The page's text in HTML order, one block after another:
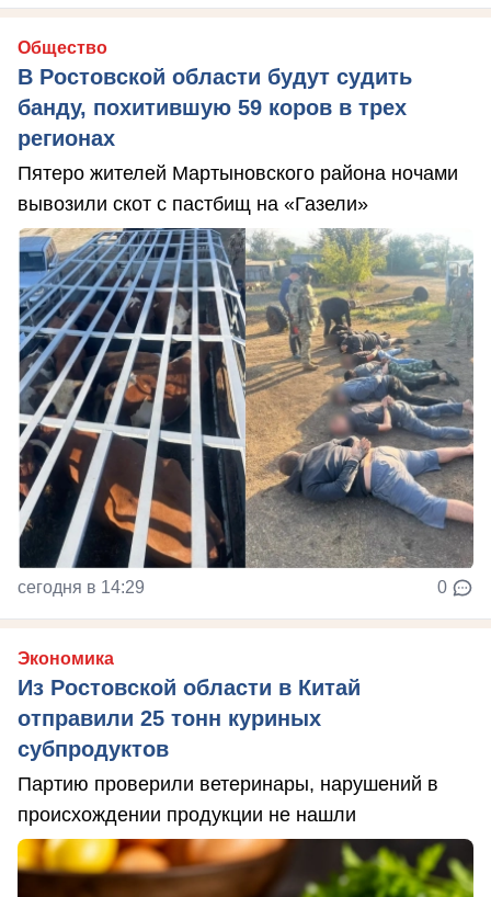
Общество
В Ростовской области будут судить
банду, похитившую 59 коров в трех
регионах
Пятеро жителей Мартыновского района ночами
вывозили скот с пастбищ на «Газели»
сегодня в 14:29 0
Экономика
Из Ростовской области в Китай
отправили 25 тонн куриных
субпродуктов
Партию проверили ветеринары, нарушений в
происхождении продукции не нашли